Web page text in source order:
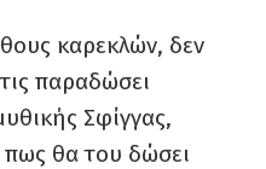
καρεκλών, δεν
παραδώσει
Σφίγγας,
πως θα του δώσει